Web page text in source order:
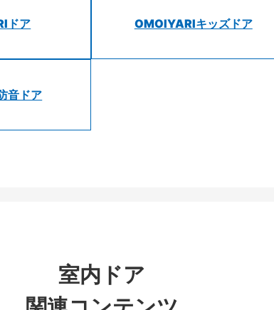
ドア OMOIYARIキッズドア
音ドア
室内ドア